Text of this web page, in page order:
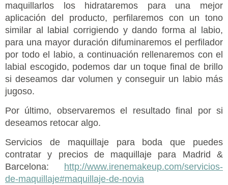
maquillarlos los hidrataremos para una mejor
aplicación del producto, perfilaremos con un tono
similar al labial corrigiendo y dando forma al labio,
para una mayor duración difuminaremos el perfilador
por todo el labio, a continuación rellenaremos con el
labial escogido, podemos dar un toque final de brillo
si deseamos dar volumen y conseguir un labio más
jugoso.
Por último, observaremos el resultado final por si
deseamos retocar algo.
Servicios de maquillaje para boda que puedes
contratar y precios de maquillaje para Madrid &
Barcelona: http://www.irenemakeup.com/servicios-
de-maquillaje#maquillaje-de-novia